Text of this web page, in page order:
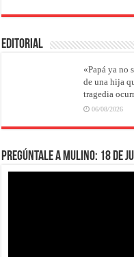
EDITORIAL
«Papá ya no
de una hija
tragedia
06/08/2026
Pregúntale a Mulino: 18 de